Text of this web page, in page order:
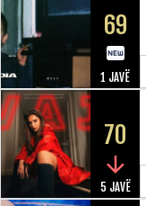
69
1 JAVË
70
5 JAVË